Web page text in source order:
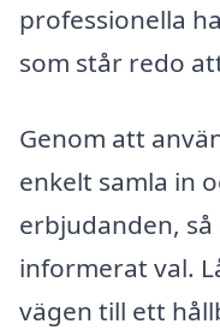
professionella
som står redo
Genom att
enkelt samla in
erbjudanden,
informerat val.
vägen till ett